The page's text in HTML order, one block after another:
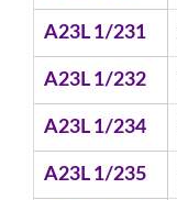
A23L 1/231
A23L 1/232
A23L 1/234
A23L 1/235